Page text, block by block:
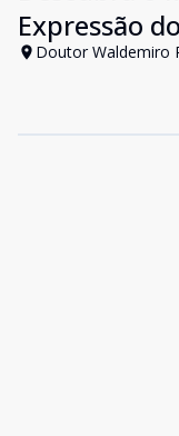
Expressão
Doutor Waldemiro